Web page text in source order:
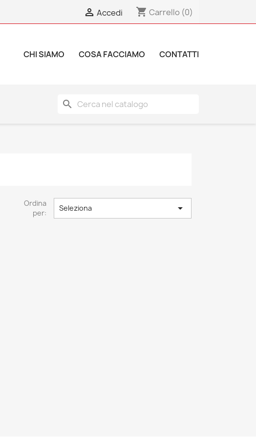
 Accedi shopping_cart Carrello (0)
CHI SIAMO COSA FACCIAMO CONTATTI
search
Ordina
per:
Seleziona 